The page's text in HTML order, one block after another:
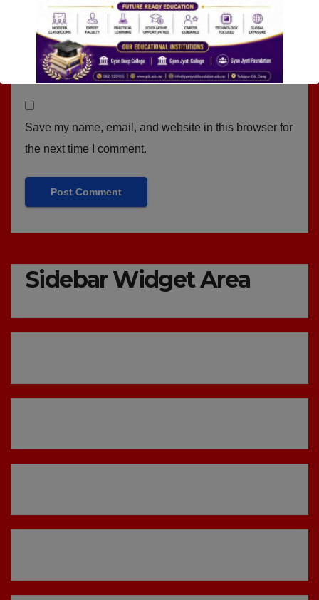
Website
Save my name, email, and website in this browser for
the next time I comment.
Sidebar Widget Area